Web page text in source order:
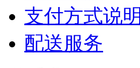
支付方式说明
配送服务